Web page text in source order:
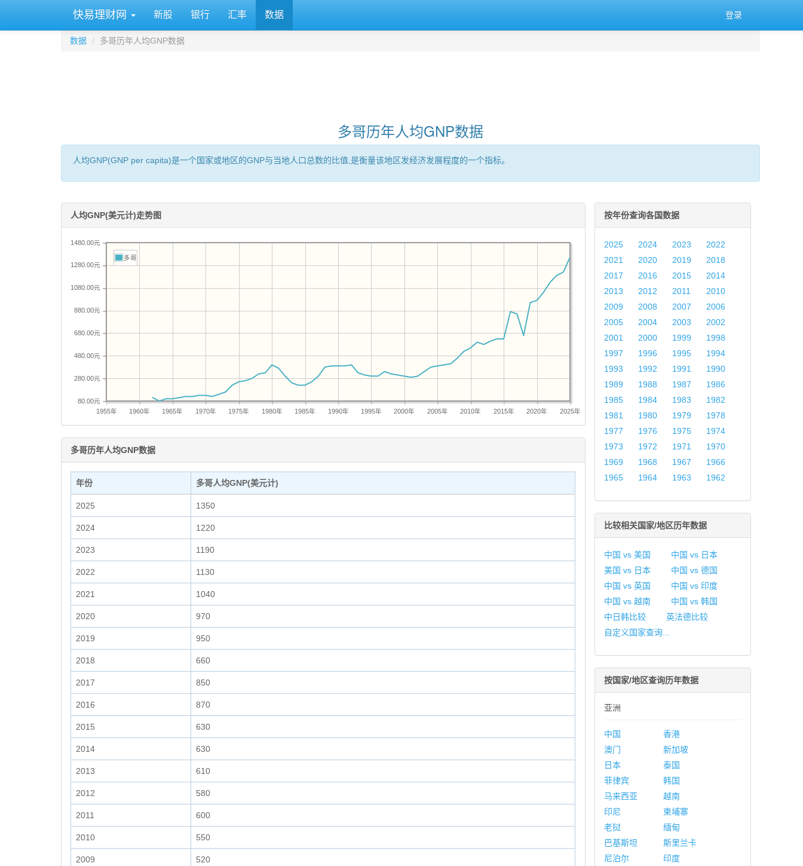
快易理财网 新股 银行 汇率 数据 登录
数据 多哥历年人均GNP数据
多哥历年人均GNP数据
人均GNP(GNP per capita)是一个国家或地区的GNP与当地人口总数的比值,是衡量该地区发经济发展程度的一个指标。
人均GNP(美元计)走势图
1955年 1960年 1965年 1970年 1975年 1980年 1985年 1990年 1995年 2000年 2005年 2010年 2015年 2020年 2025年
80.00元
280.00元
480.00元
680.00元
880.00元
1080.00元
1280.00元
1480.00元
多哥
多哥历年人均GNP数据
年份 多哥人均GNP(美元计)
2025 1350
2024 1220
2023 1190
2022 1130
2021 1040
2020 970
2019 950
2018 660
2017 850
2016 870
2015 630
2014 630
2013 610
2012 580
2011 600
2010 550
2009 520
按年份查询各国数据
2025 2024 2023
2022
2021
2020 2019
2018
2017
2016 2015
2014
2013
2012 2011
2010
2009
2008 2007
2006
2005
2004 2003
2002
2001
2000 1999
1998
1997
1996 1995
1994
1993
1992 1991
1990
1989
1988 1987
1986
1985
1984 1983
1982
1981
1980 1979
1978
1977
1976 1975
1974
1973
1972 1971
1970
1969
1968 1967
1966
1965
1964 1963 1962
比较相关国家/地区历年数据
中国 vs 美国
中国 vs 日本
美国 vs 日本
中国 vs 德国
中国 vs 英国
中国 vs 印度
中国 vs 越南
中国 vs 韩国
中日韩比较
英法德比较
自定义国家查询...
按国家/地区查询历年数据
亚洲
中国
香港
澳门
新加坡
日本
泰国
菲律宾
韩国
马来西亚
越南
印尼
柬埔寨
老挝
缅甸
巴基斯坦
斯里兰卡
尼泊尔
印度